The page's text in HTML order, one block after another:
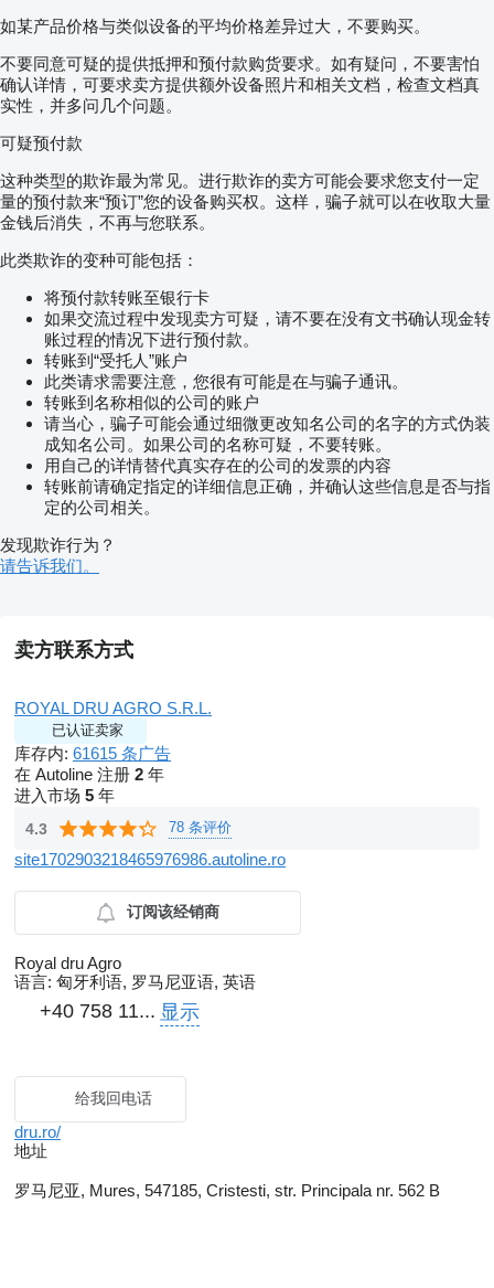
如某产品价格与类似设备的平均价格差异过大，不要购买。
不要同意可疑的提供抵押和预付款购货要求。如有疑问，不要害怕
确认详情，可要求卖方提供额外设备照片和相关文档，检查文档真
实性，并多问几个问题。
可疑预付款
这种类型的欺诈最为常见。进行欺诈的卖方可能会要求您支付一定
量的预付款来“预订”您的设备购买权。这样，骗子就可以在收取大量
金钱后消失，不再与您联系。
此类欺诈的变种可能包括：
将预付款转账至银行卡
如果交流过程中发现卖方可疑，请不要在没有文书确认现金转
账过程的情况下进行预付款。
转账到“受托人”账户
此类请求需要注意，您很有可能是在与骗子通讯。
转账到名称相似的公司的账户
请当心，骗子可能会通过细微更改知名公司的名字的方式伪装
成知名公司。如果公司的名称可疑，不要转账。
用自己的详情替代真实存在的公司的发票的内容
转账前请确定指定的详细信息正确，并确认这些信息是否与指
定的公司相关。
发现欺诈行为？
请告诉我们。
卖方联系方式
ROYAL DRU AGRO S.R.L.
已认证卖家
库存内: 61615 条广告
在 Autoline 注册 2 年
进入市场 5 年
4.3 78 条评价
site1702903218465976986.autoline.ro
订阅该经销商
Royal dru Agro
语言: 匈牙利语, 罗马尼亚语, 英语
+40 758 11... 显示
给我回电话
dru.ro/
地址
罗马尼亚, Mures, 547185, Cristesti, str. Principala nr. 562 B